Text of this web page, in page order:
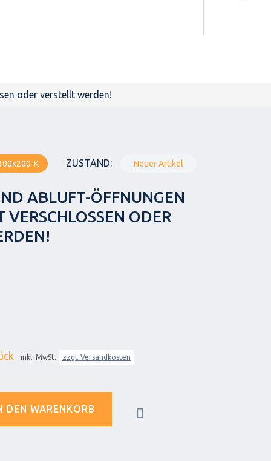
oder verstellt werden!
K ZUSTAND: Neuer Artikel
ABLUFT-ÖFFNUNGEN
VERSCHLOSSEN ODER
inkl. MwSt. zzgl. Versandkosten
DEN WARENKORB